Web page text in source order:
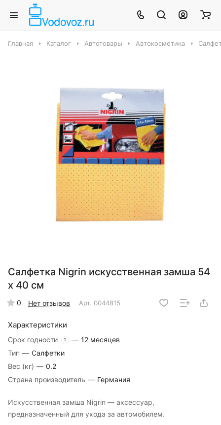
Главная Каталог Автотовары Автокосметика
Салфетка Nigrin искусственная замша 54
х 40 см
0 Нет отзывов Арт. 0044815
Характеристики
Срок годности ? — 12 месяцев
Тип — Салфетки
Вес (кг) — 0.2
Страна производитель — Германия
Искусственная замша Nigrin — аксессуар,
предназначенный для ухода за автомобилем.